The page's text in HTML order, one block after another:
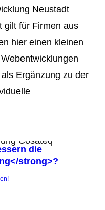
Neustadt
gilt für Firmen aus
hier einen kleinen
Ergänzung zu der
die
strong>?